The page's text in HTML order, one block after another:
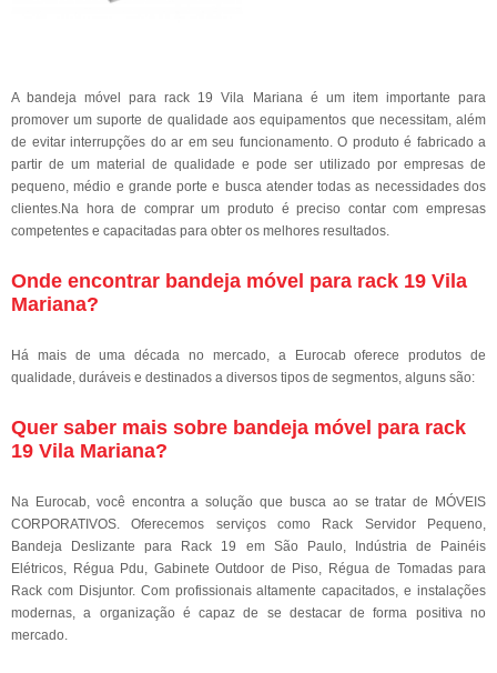
A bandeja móvel para rack 19 Vila Mariana é um item importante para
promover um suporte de qualidade aos equipamentos que necessitam, além
de evitar interrupções do ar em seu funcionamento. O produto é fabricado a
partir de um material de qualidade e pode ser utilizado por empresas de
pequeno, médio e grande porte e busca atender todas as necessidades dos
clientes.Na hora de comprar um produto é preciso contar com empresas
competentes e capacitadas para obter os melhores resultados.
Onde encontrar bandeja móvel para rack 19 Vila
Mariana?
Há mais de uma década no mercado, a Eurocab oferece produtos de
qualidade, duráveis e destinados a diversos tipos de segmentos, alguns são:
Quer saber mais sobre bandeja móvel para rack
19 Vila Mariana?
Na Eurocab, você encontra a solução que busca ao se tratar de MÓVEIS
CORPORATIVOS. Oferecemos serviços como Rack Servidor Pequeno,
Bandeja Deslizante para Rack 19 em São Paulo, Indústria de Painéis
Elétricos, Régua Pdu, Gabinete Outdoor de Piso, Régua de Tomadas para
Rack com Disjuntor. Com profissionais altamente capacitados, e instalações
modernas, a organização é capaz de se destacar de forma positiva no
mercado.